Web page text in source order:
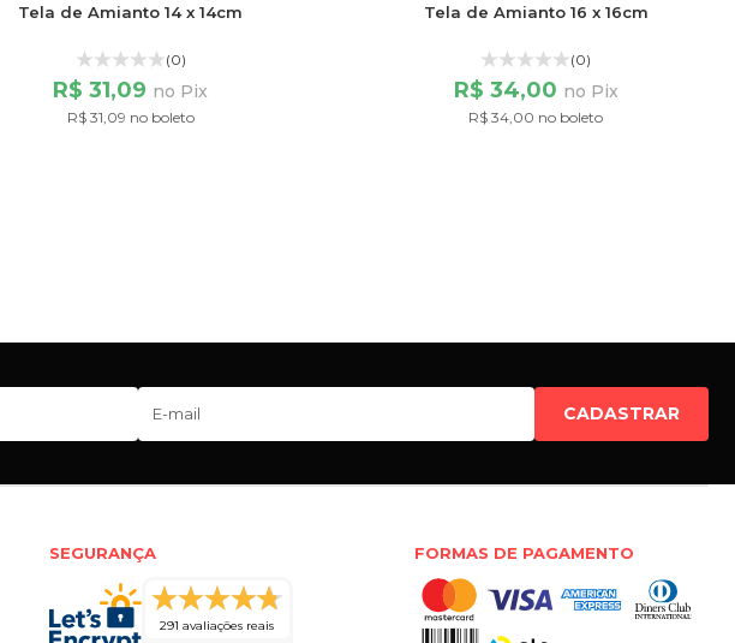
Tela de Amianto 14 x 14cm
(0)
R$ 31,09 no Pix
R$ 31,09 no boleto
Tela de Amianto 16 x 16cm
(0)
R$ 34,00 no Pix
R$ 34,00 no boleto
CADASTRAR
SEGURANÇA
291 avaliações reais
FORMAS DE PAGAMENTO